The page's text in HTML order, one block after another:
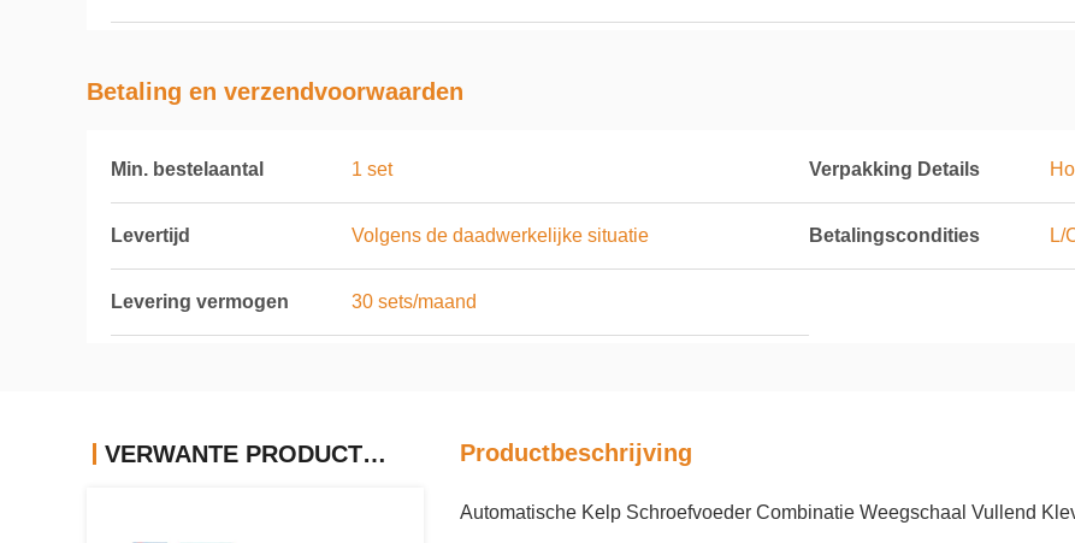
Betaling en verzendvoorwaarden
Min. bestelaantal 1 set Verpakking Details
Levertijd Volgens de daadwerkelijke situatie Betalingscondities L/
Levering vermogen 30 sets/maand
VERWANTE PRODUCTEN Productbeschrijving
Automatische Kelp Schroefvoeder Combinatie Weegschaal Vullend